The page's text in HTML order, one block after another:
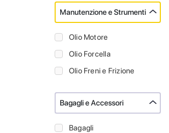
Manutenzione e Strumenti
Olio Motore
Olio Forcella
Olio Freni e Frizione
Bagagli e Accessori
Bagagli